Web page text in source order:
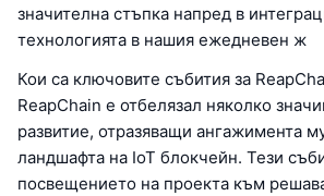
значителна стъпка напред в
технологията в нашия ежедневен ж
Кои са ключовите събития за
ReapChain е отбелязал няколко
развитие, отразяващи ангажимента
ландшафта на IoT блокчейн. Тези
посвещението на проекта към